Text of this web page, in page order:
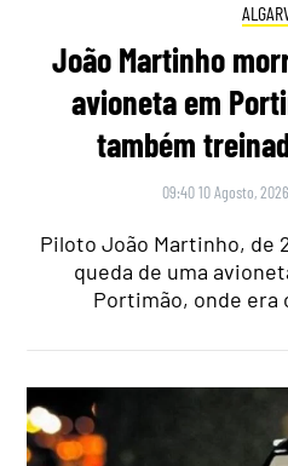
João Martinho
avioneta em
também
09:40 10 Agosto, 2026
Piloto João Martinho, de
queda de uma
Portimão, onde era